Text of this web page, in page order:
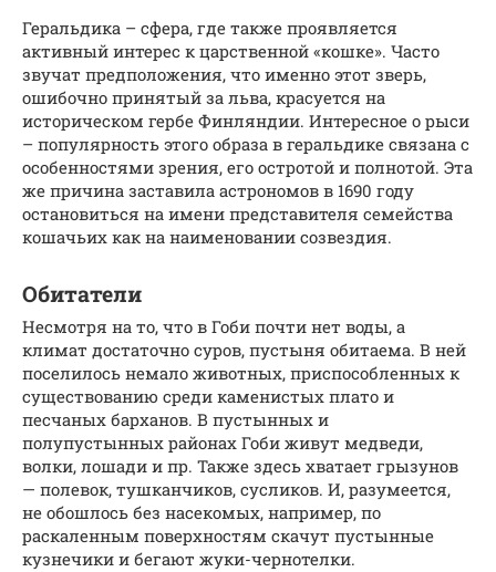
Геральдика – сфера, где также проявляется
активный интерес к царственной «кошке». Часто
звучат предположения, что именно этот зверь,
ошибочно принятый за льва, красуется на
историческом гербе Финляндии. Интересное о рыси
– популярность этого образа в геральдике связана с
особенностями зрения, его остротой и полнотой. Эта
же причина заставила астрономов в 1690 году
остановиться на имени представителя семейства
кошачьих как на наименовании созвездия.
Обитатели
Несмотря на то, что в Гоби почти нет воды, а
климат достаточно суров, пустыня обитаема. В ней
поселилось немало животных, приспособленных к
существованию среди каменистых плато и
песчаных барханов. В пустынных и
полупустынных районах Гоби живут медведи,
волки, лошади и пр. Также здесь хватает грызунов
— полевок, тушканчиков, сусликов. И, разумеется,
не обошлось без насекомых, например, по
раскаленным поверхностям скачут пустынные
кузнечики и бегают жуки-чернотелки.